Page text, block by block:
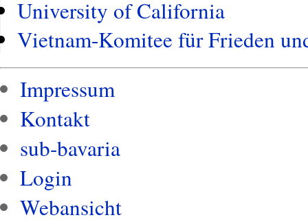
University of California
Vietnam-Komitee für Frieden
Impressum
Kontakt
sub-bavaria
Login
Webansicht